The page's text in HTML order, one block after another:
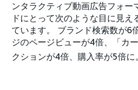
ンタラクティブ動画広告フォー
ドにとって次のような目に見え
ています。 ブランド検索数が6
ジのページビューが4倍、「カ
クションが4倍、購入率が5倍に。